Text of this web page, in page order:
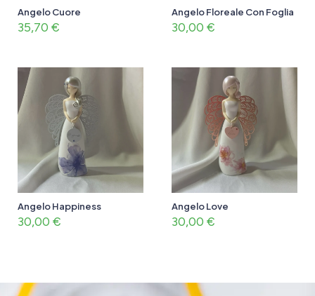
Angelo Cuore
35,70 €
Angelo Floreale Con Foglia
30,00 €
Angelo Happiness
30,00 €
Angelo Love
30,00 €